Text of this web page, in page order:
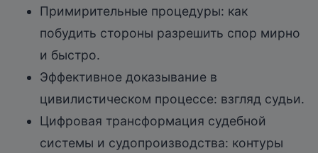
Примирительные процедуры: как
побудить стороны разрешить спор мирно
и быстро.
Эффективное доказывание в
цивилистическом процессе: взгляд судьи.
Цифровая трансформация судебной
системы и судопроизводства: контуры